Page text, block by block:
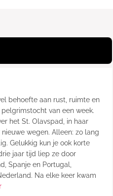
behoefte aan rust, ruimte en
van een week.
het St. Olavspad, in haar
wegen. Alleen: zo lang
Gelukkig kun je ook korte
jaar tijd liep ze door
Spanje en Portugal,
Na elke keer kwam